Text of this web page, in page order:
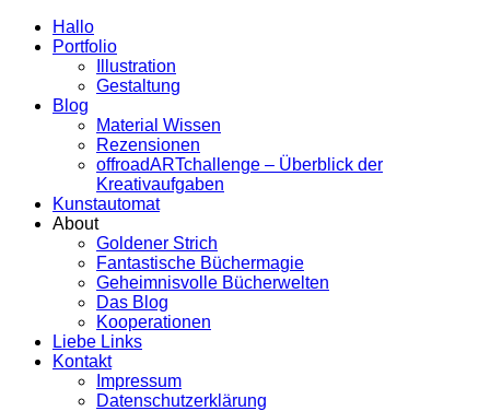
Hallo
Portfolio
Illustration
Gestaltung
Blog
Material Wissen
Rezensionen
offroadARTchallenge – Überblick der
Kreativaufgaben
Kunstautomat
About
Goldener Strich
Fantastische Büchermagie
Geheimnisvolle Bücherwelten
Das Blog
Kooperationen
Liebe Links
Kontakt
Impressum
Datenschutzerklärung